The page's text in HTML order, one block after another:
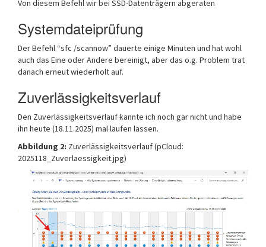
Von diesem Befehl wir bei SSD-Datenträgern abgeraten
Systemdateiprüfung
Der Befehl “sfc /scannow” dauerte einige Minuten und hat wohl
auch das Eine oder Andere bereinigt, aber das o.g. Problem trat
danach erneut wiederholt auf.
Zuverlässigkeitsverlauf
Den Zuverlässigkeitsverlauf kannte ich noch gar nicht und habe
ihn heute (18.11.2025) mal laufen lassen.
Abbildung 2: Zuverlässigkeitsverlauf (pCloud:
2025118_Zuverlaessigkeit.jpg)